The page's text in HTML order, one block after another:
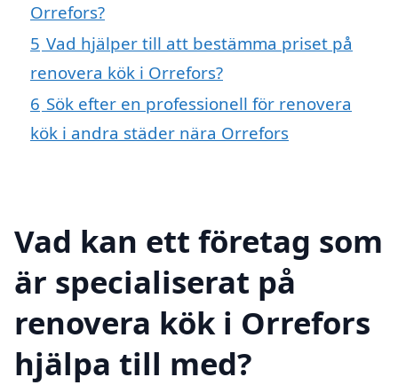
Orrefors?
5 Vad hjälper till att bestämma priset på
renovera kök i Orrefors?
6 Sök efter en professionell för renovera
kök i andra städer nära Orrefors
Vad kan ett företag som
är specialiserat på
renovera kök i Orrefors
hjälpa till med?